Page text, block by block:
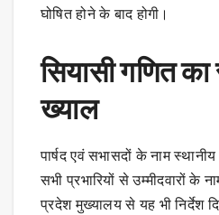
घोषित होने के बाद होगी।
सियासी गणित का
ख्याल
पार्षद एवं सभासदों के नाम
सभी प्रभारियों से उम्मीदवारों के
प्रदेश मुख्यालय से यह भी निर्देश